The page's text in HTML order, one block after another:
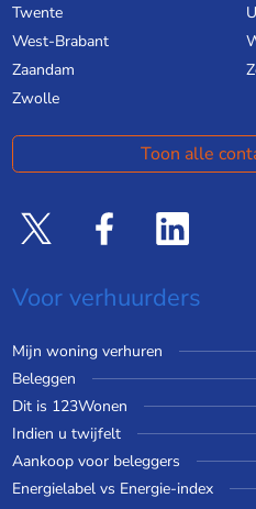
Twente
West-Brabant
Zaandam
Zwolle
Toon alle
Voor verhuurders
Mijn woning verhuren
Beleggen
Dit is 123Wonen
Indien u twijfelt
Aankoop voor beleggers
Energielabel vs Energie-index